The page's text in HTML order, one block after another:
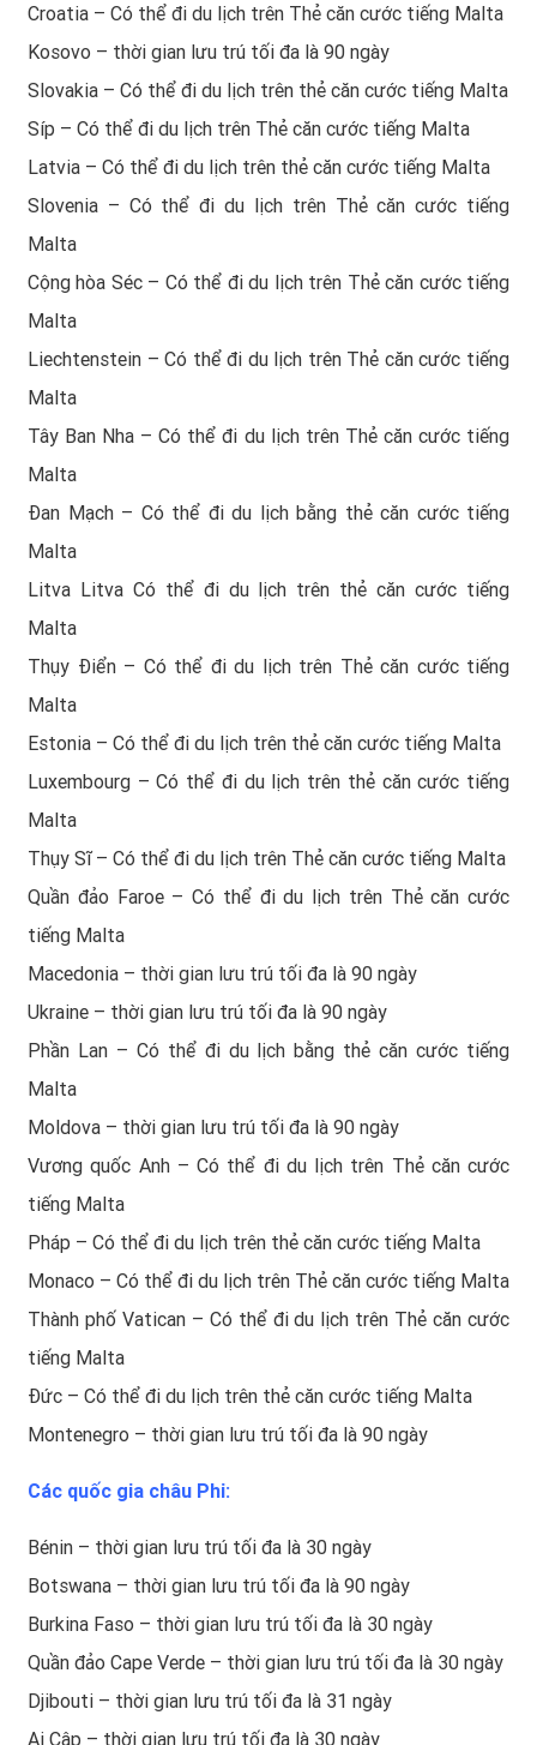
Croatia – Có thể đi du lịch trên Thẻ căn cước tiếng Malta
Kosovo – thời gian lưu trú tối đa là 90 ngày
Slovakia – Có thể đi du lịch trên thẻ căn cước tiếng Malta
Síp – Có thể đi du lịch trên Thẻ căn cước tiếng Malta
Latvia – Có thể đi du lịch trên thẻ căn cước tiếng Malta
Slovenia – Có thể đi du lịch trên Thẻ căn cước tiếng
Malta
Cộng hòa Séc – Có thể đi du lịch trên Thẻ căn cước tiếng
Malta
Liechtenstein – Có thể đi du lịch trên Thẻ căn cước tiếng
Malta
Tây Ban Nha – Có thể đi du lịch trên Thẻ căn cước tiếng
Malta
Đan Mạch – Có thể đi du lịch bằng thẻ căn cước tiếng
Malta
Litva Litva Có thể đi du lịch trên thẻ căn cước tiếng
Malta
Thụy Điển – Có thể đi du lịch trên Thẻ căn cước tiếng
Malta
Estonia – Có thể đi du lịch trên thẻ căn cước tiếng Malta
Luxembourg – Có thể đi du lịch trên thẻ căn cước tiếng
Malta
Thụy Sĩ – Có thể đi du lịch trên Thẻ căn cước tiếng Malta
Quần đảo Faroe – Có thể đi du lịch trên Thẻ căn cước
tiếng Malta
Macedonia – thời gian lưu trú tối đa là 90 ngày
Ukraine – thời gian lưu trú tối đa là 90 ngày
Phần Lan – Có thể đi du lịch bằng thẻ căn cước tiếng
Malta
Moldova – thời gian lưu trú tối đa là 90 ngày
Vương quốc Anh – Có thể đi du lịch trên Thẻ căn cước
tiếng Malta
Pháp – Có thể đi du lịch trên thẻ căn cước tiếng Malta
Monaco – Có thể đi du lịch trên Thẻ căn cước tiếng Malta
Thành phố Vatican – Có thể đi du lịch trên Thẻ căn cước
tiếng Malta
Đức – Có thể đi du lịch trên thẻ căn cước tiếng Malta
Montenegro – thời gian lưu trú tối đa là 90 ngày
Các quốc gia châu Phi:
Bénin – thời gian lưu trú tối đa là 30 ngày
Botswana – thời gian lưu trú tối đa là 90 ngày
Burkina Faso – thời gian lưu trú tối đa là 30 ngày
Quần đảo Cape Verde – thời gian lưu trú tối đa là 30 ngày
Djibouti – thời gian lưu trú tối đa là 31 ngày
Ai Cập – thời gian lưu trú tối đa là 30 ngày